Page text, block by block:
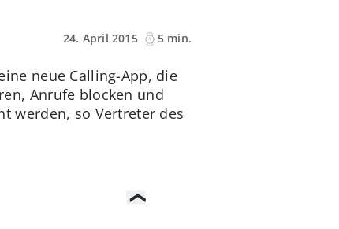
24. April 2015
5 min.
neue Calling-App, die
Anrufe blocken und
werden, so Vertreter des